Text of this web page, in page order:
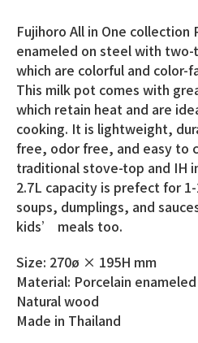
Fujihoro All in One collection
enameled on steel with
which are colorful and color-
This milk pot comes with
which retain heat and are
cooking. It is lightweight,
free, odor free, and easy to
traditional stove-top and IH
2.7L capacity is prefect for
soups, dumplings, and
kids’ meals too.
Size: 270ø × 195H mm
Material: Porcelain
Natural wood
Made in Thailand